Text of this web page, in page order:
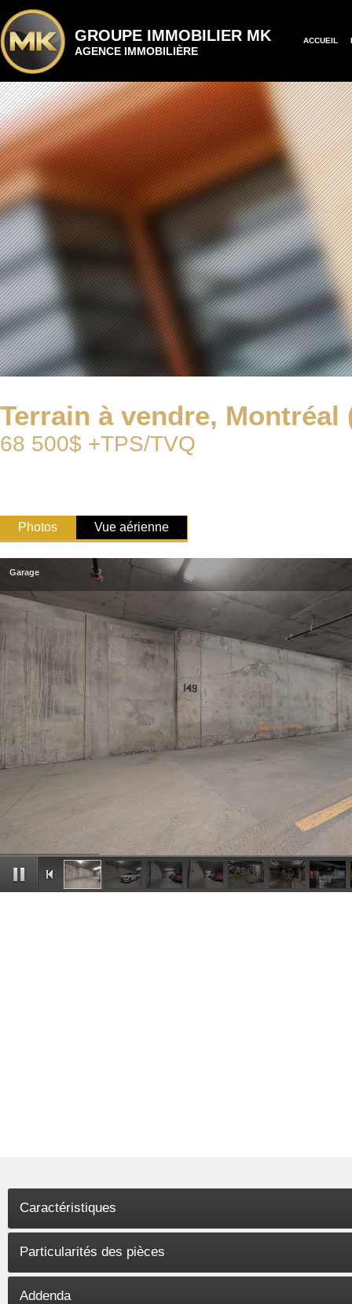
GROUPE IMMOBILIER MK
AGENCE IMMOBILIÈRE
ACCUEIL
Terrain à vendre, Montréal
68 500$ +TPS/TVQ
Photos Vue aérienne
Garage
Caractéristiques
Particularités des pièces
Addenda